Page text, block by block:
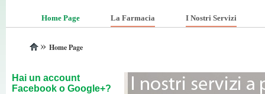
Hai un account
Facebook o Google+?
Home Page La Farmacia I Nostri Servizi
» Home Page